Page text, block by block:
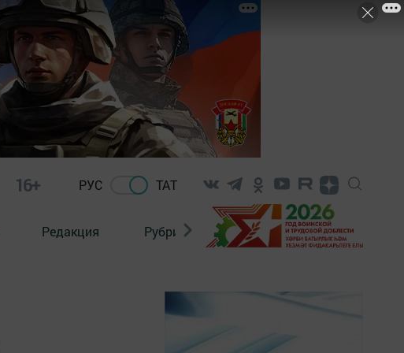
16+ РУС ТАТ
Редакция Рубрикалар